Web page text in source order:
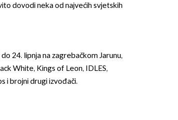
dovodi neka od najvećih svjetskih
24. lipnja na zagrebačkom Jarunu,
White, Kings of Leon, IDLES,
i brojni drugi izvođači.